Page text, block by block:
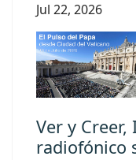
Jul 22, 2026
Ver y
radiofónico